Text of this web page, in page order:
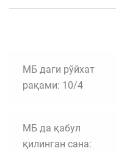
МБ даги рўйхат
рақами: 10/4
МБ да қабул
қилинган сана: